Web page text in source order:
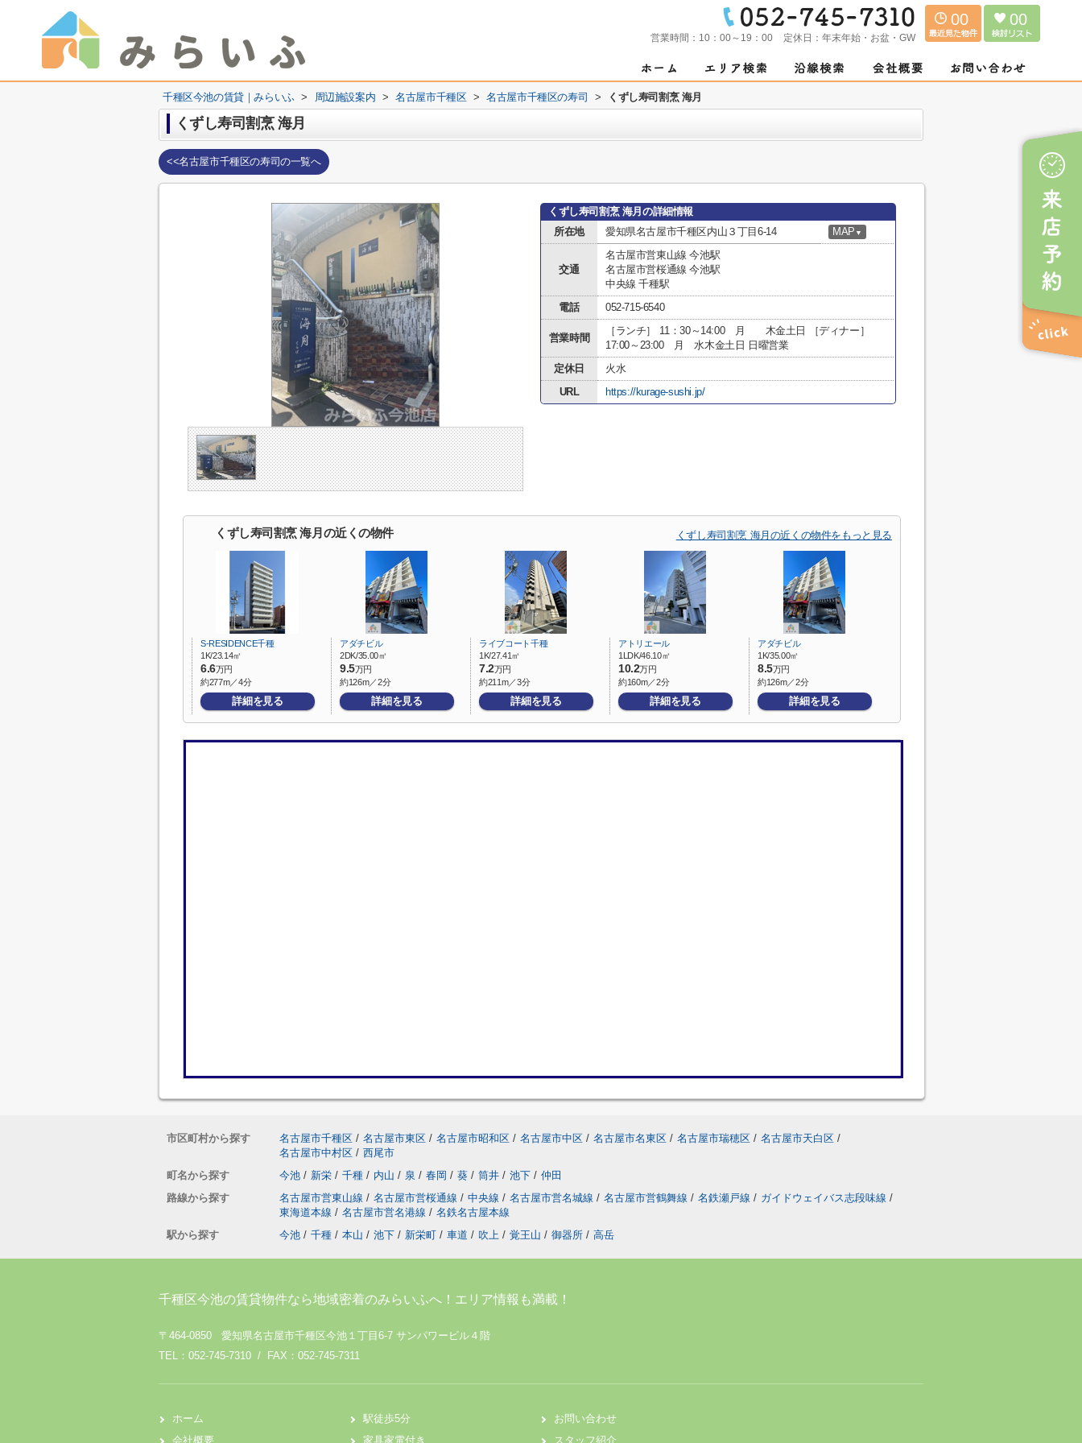
営業時間： 10：00～19：00 定休日： 年末年始・お盆・GW
00 00
千種区今池の賃貸｜みらいふ > 周辺施設案内 > 名古屋市千種区 > 名古屋市千種区の寿司 > くずし寿司割烹 海月
くずし寿司割烹 海月
<<名古屋市千種区の寿司の一覧へ
くずし寿司割烹 海月の詳細情報
所在地
愛知県名古屋市千種区内山３丁目6-14 MAP ▼
交通
名古屋市営東山線 今池駅
名古屋市営桜通線 今池駅
中央線 千種駅
電話
052-715-6540
営業時間
［ランチ］ 11：30～14:00 月 木金土日 ［ディナー］
17:00～23:00 月 水木金土日 日曜営業
定休日
火水
URL
https://kurage-sushi.jp/
くずし寿司割烹 海月の近くの物件 くずし寿司割烹 海月の近くの物件をもっと見る
S-RESIDENCE千種
1K/23.14㎡
6.6万円
約277m／4分
詳細を見る
アダチビル
2DK/35.00㎡
9.5万円
約126m／2分
詳細を見る
ライブコート千種
1K/27.41㎡
7.2万円
約211m／3分
詳細を見る
アトリエール
1LDK/46.10㎡
10.2万円
約160m／2分
詳細を見る
アダチビル
1K/35.00㎡
8.5万円
約126m／2分
詳細を見る
市区町村から探す 名古屋市千種区 / 名古屋市東区 / 名古屋市昭和区 / 名古屋市中区 / 名古屋市名東区 / 名古屋市瑞穂区 / 名古屋市天白区 /
名古屋市中村区 / 西尾市
町名から探す
今池 / 新栄 / 千種 / 内山 / 泉 / 春岡 / 葵 / 筒井 / 池下 / 仲田
路線から探す
名古屋市営東山線 / 名古屋市営桜通線 / 中央線 / 名古屋市営名城線 / 名古屋市営鶴舞線 / 名鉄瀬戸線 / ガイドウェイバス志段味線 /
東海道本線 / 名古屋市営名港線 / 名鉄名古屋本線
駅から探す
今池 / 千種 / 本山 / 池下 / 新栄町 / 車道 / 吹上 / 覚王山 / 御器所 / 高岳
千種区今池の賃貸物件なら地域密着のみらいふへ！エリア情報も満載！
〒464-0850 愛知県名古屋市千種区今池１丁目6-7 サンパワービル４階
TEL：052-745-7310 / FAX：052-745-7311
ホーム
会社概要
駅徒歩5分
家具家電付き
お問い合わせ
スタッフ紹介